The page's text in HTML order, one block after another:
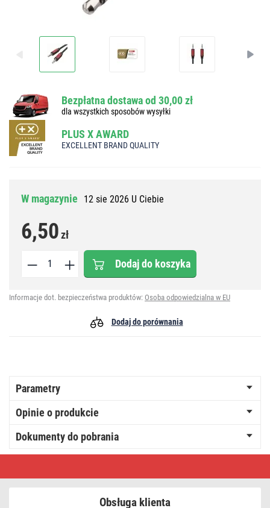
Bezpłatna dostawa od 30,00 zł
dla wszystkich sposobów wysyłki
PLUS X AWARD
EXCELLENT BRAND QUALITY
W magazynie 12 sie 2026 U Ciebie
6,50zł
Dodaj do koszyka
Informacje dot. bezpieczeństwa produktów: Osoba odpowiedzialna w EU
Dodaj do porównania
Parametry
Opinie o produkcie
Dokumenty do pobrania
Obsługa klienta